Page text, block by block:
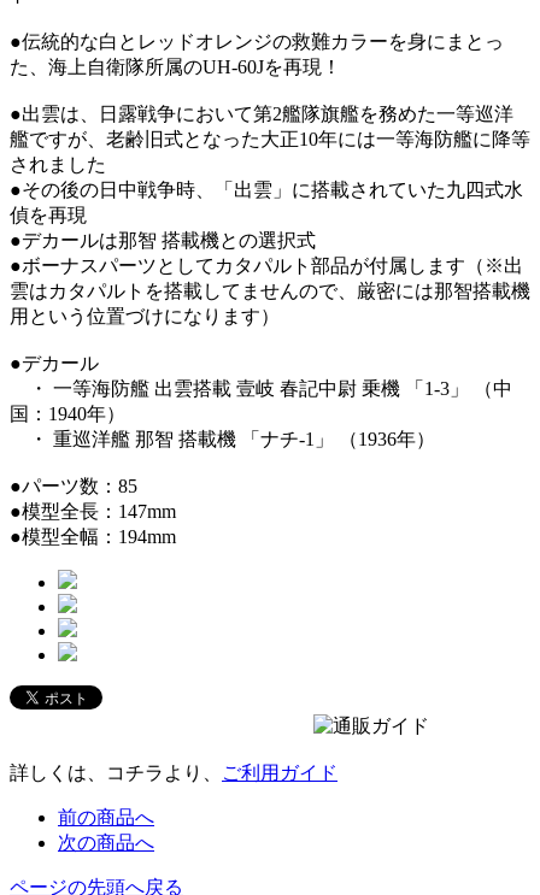
●伝統的な白とレッドオレンジの救難カラーを身にまとっ
た、海上自衛隊所属のUH-60Jを再現！
●出雲は、日露戦争において第2艦隊旗艦を務めた一等巡洋
艦ですが、老齢旧式となった大正10年には一等海防艦に降等
されました
●その後の日中戦争時、「出雲」に搭載されていた九四式水
偵を再現
●デカールは那智 搭載機との選択式
●ボーナスパーツとしてカタパルト部品が付属します（※出
雲はカタパルトを搭載してませんので、厳密には那智搭載機
用という位置づけになります）
●デカール
・ 一等海防艦 出雲搭載 壹岐 春記中尉 乗機 「1-3」 （中
国：1940年）
・ 重巡洋艦 那智 搭載機 「ナチ-1」 （1936年）
●パーツ数：85
●模型全長：147mm
●模型全幅：194mm
詳しくは、コチラより、 ご利用ガイド
前の商品へ
次の商品へ
ページの先頭へ戻る